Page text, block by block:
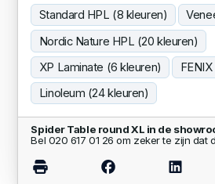
Standard HPL (8 kleuren)
Nordic Nature HPL (20 kleuren)
XP Laminate (6 kleuren)
Linoleum (24 kleuren)
Spider Table round XL in de
Bel 020 617 01 26 om zeker te zijn dat